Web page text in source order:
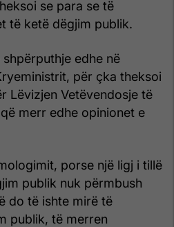
se para se të
të ketë dëgjim publik.
edhe në
për çka theksoi
Lëvizjen Vetëvendosje të
merr edhe opinionet e
porse një ligj i tillë
publik nuk përmbush
do të ishte mirë të
publik, të merren